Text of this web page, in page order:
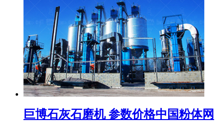
巨博石灰石磨机 参数价格中国粉体网